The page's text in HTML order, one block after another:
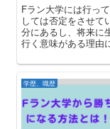
Fラン大学には行っ
しては否定をさせて
分にあるし、将来に
行く意味がある理由
学歴、職歴